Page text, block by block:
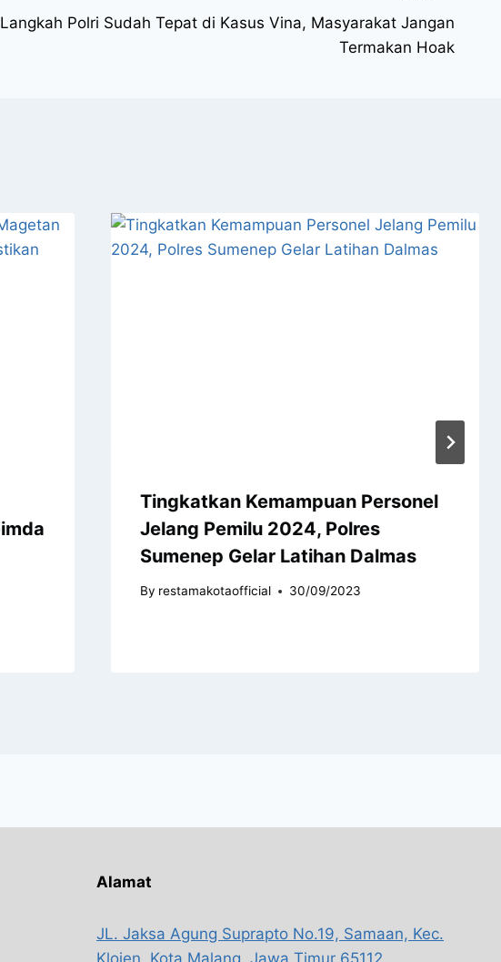
Polri Sudah Tepat di Kasus Vina, Masyarakat Jangan
Termakan Hoak
Tingkatkan Kemampuan Personel
Jelang Pemilu 2024, Polres
Sumenep Gelar Latihan Dalmas
By restamakotaofficial 30/09/2023
Alamat
JL. Jaksa Agung Suprapto No.19, Samaan, Kec.
Klojen, Kota Malang, Jawa Timur 65112